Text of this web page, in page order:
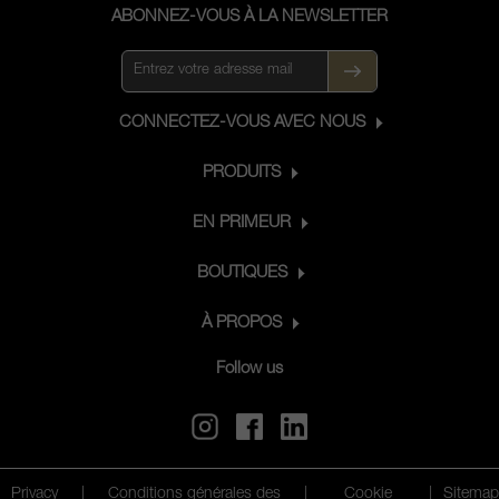
ABONNEZ-VOUS À LA NEWSLETTER
CONNECTEZ-VOUS AVEC NOUS
PRODUITS
EN PRIMEUR
BOUTIQUES
À PROPOS
Follow us
Privacy Conditions générales des Cookie Sitemap